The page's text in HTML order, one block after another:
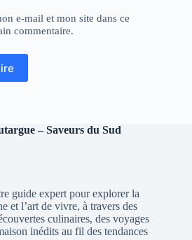
e-mail et mon site dans ce
commentaire.
– Saveurs du Sud
guide expert pour explorer la
et l’art de vivre, à travers des
culinaires, des voyages
inédits au fil des tendances